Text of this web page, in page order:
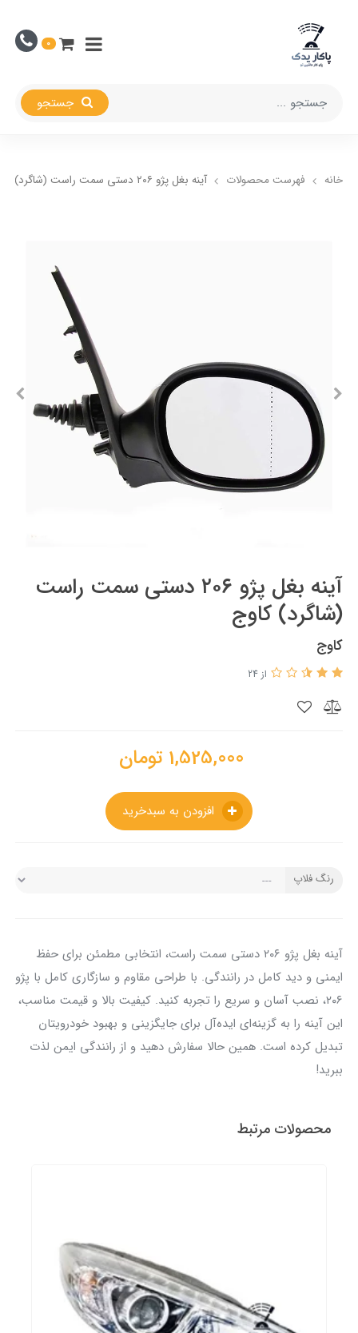
0
خانه فهرست محصولات آینه بغل پژو ۲۰۶ دستی سمت راست (شاگرد) کاوج
آینه بغل پژو ۲۰۶ دستی سمت راست
(شاگرد) کاوج
کاوج
از 24
1,525,000 تومان
رنگ فلاپ
آینه بغل پژو ۲۰۶ دستی سمت راست، انتخابی مطمئن برای حفظ
ایمنی و دید کامل در رانندگی. با طراحی مقاوم و سازگاری کامل با پژو
۲۰۶، نصب آسان و سریع را تجربه کنید. کیفیت بالا و قیمت مناسب،
این آینه را به گزینه‌ای ایده‌آل برای جایگزینی و بهبود خودرویتان
تبدیل کرده است. همین حالا سفارش دهید و از رانندگی ایمن لذت
ببرید!
محصولات مرتبط